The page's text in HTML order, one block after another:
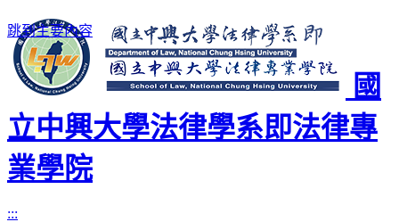
跳到主要內容
國
立中興大學法律學系即法律專
業學院
:::